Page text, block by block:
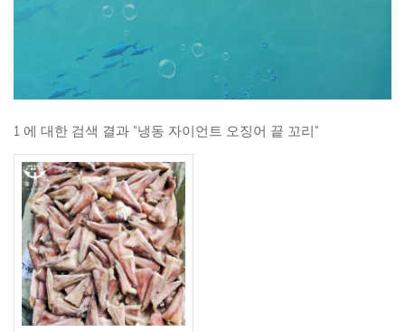
1 에 대한 검색 결과 "냉동 자이언트 오징어 끝 꼬리"